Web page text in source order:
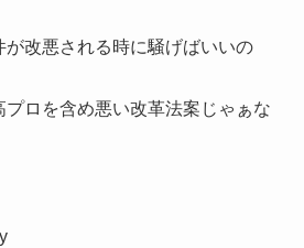
が改悪される時に騒げばいいの
ロを含め悪い改革法案じゃぁな